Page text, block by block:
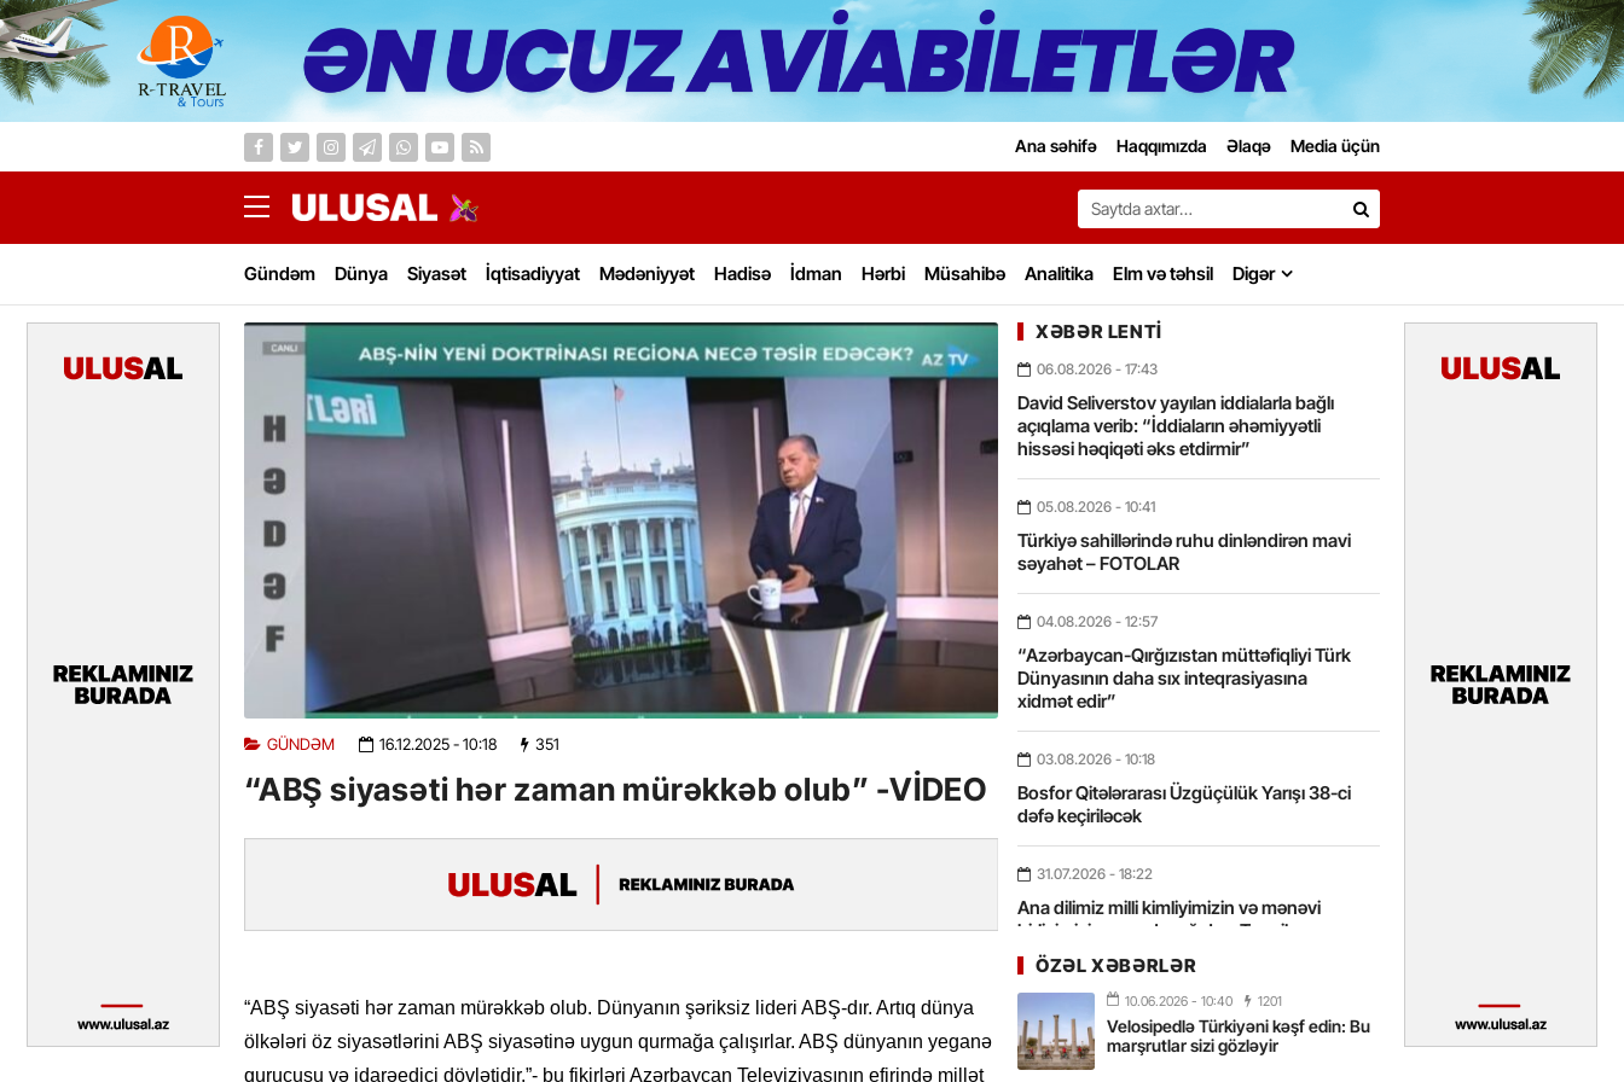
Ana səhifə Haqqımızda Əlaqə Media üçün
Search…
Gündəm Dünya Siyasət İqtisadiyyat Mədəniyyət Hadisə İdman Hərbi Müsahibə Analitika Elm və təhsil Digər
GÜNDƏM 16.12.2025- 10:18 351
“ABŞ siyasəti hər zaman mürəkkəb olub” -VİDEO
“ABŞ siyasəti hər zaman mürəkkəb olub. Dünyanın şəriksiz lideri ABŞ-dır. Artıq dünya
ölkələri öz siyasətlərini ABŞ siyasətinə uygun qurmağa çalışırlar. ABŞ dünyanın yeganə
qurucusu və idarəedici dövlətidir.”- bu fikirləri Azərbaycan Televiziyasının efirində millət
XƏBƏR LENTI
06.08.2026 - 17:43
David Seliverstov yayılan iddialarla bağlı
açıqlama verib: “İddiaların əhəmiyyətli
hissəsi həqiqəti əks etdirmir”
05.08.2026 - 10:41
Türkiyə sahillərində ruhu dinləndirən mavi
səyahət – FOTOLAR
04.08.2026 - 12:57
“Azərbaycan-Qırğızıstan müttəfiqliyi Türk
Dünyasının daha sıx inteqrasiyasına
xidmət edir”
03.08.2026 - 10:18
Bosfor Qitələrarası Üzgüçülük Yarışı 38-ci
dəfə keçiriləcək
31.07.2026 - 18:22
Ana dilimiz milli kimliyimizin və mənəvi
birliyimizin əsas dayağıdır – Tənzilə
Rüstəmxanlı
31.07.2026 - 16:58
Tarixin axarını yalnız böyük liderlər dəyişir
ÖZƏL XƏBƏRLƏR
10.06.2026 - 10:40 1201
Velosipedlə Türkiyəni kəşf edin: Bu
marşrutlar sizi gözləyir